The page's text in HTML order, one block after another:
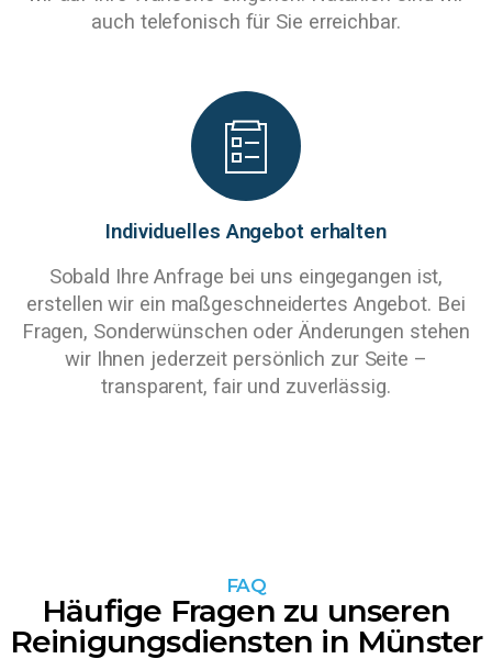
auch telefonisch für Sie erreichbar.
Individuelles Angebot erhalten
Sobald Ihre Anfrage bei uns eingegangen ist,
erstellen wir ein maßgeschneidertes Angebot. Bei
Fragen, Sonderwünschen oder Änderungen stehen
wir Ihnen jederzeit persönlich zur Seite –
transparent, fair und zuverlässig.
FAQ
Häufige Fragen zu unseren
Reinigungsdiensten in Münster